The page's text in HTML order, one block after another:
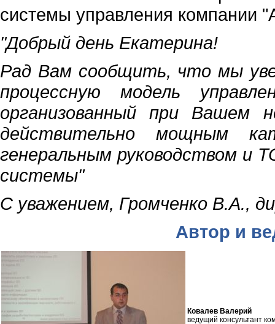
системы управления компании
"Добрый день Екатерина!
Рад Вам сообщить, что мы
процессную модель
организованный при Вашем
действительно мощным
генеральным руководством и
системы"
С уважением, Громченко В.А.,
Автор и
Ковалев Валерий
ведущий консультант